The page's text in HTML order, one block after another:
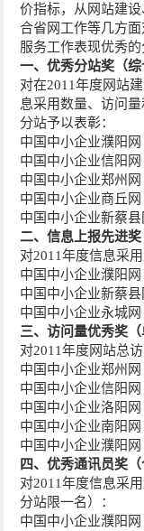
价指标，从网站建
合省网工作等几方
服务工作表现优秀
一、优秀分站奖（综
对在2011年度网站
息采用数量、访问
分站予以表彰：
中国中小企业濮阳网
中国中小企业信阳网
中国中小企业郑州网
中国中小企业商丘网
中国中小企业新蔡县
二、信息上报先进奖
对2011年度信息采
中国中小企业濮阳网
中国中小企业新蔡县
中国中小企业永城网
三、访问量优秀奖（
对2011年度网站总
中国中小企业郑州网
中国中小企业信阳网
中国中小企业洛阳网
中国中小企业南阳网
中国中小企业濮阳网
四、优秀通讯员奖（
对2011年度信息采
分站限一名）：
中国中小企业濮阳